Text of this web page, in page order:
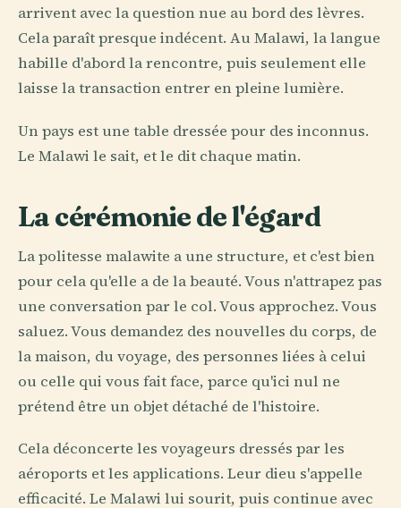
arrivent avec la question nue au bord des lèvres.
Cela paraît presque indécent. Au Malawi, la langue
habille d'abord la rencontre, puis seulement elle
laisse la transaction entrer en pleine lumière.
Un pays est une table dressée pour des inconnus.
Le Malawi le sait, et le dit chaque matin.
La cérémonie de l'égard
La politesse malawite a une structure, et c'est bien
pour cela qu'elle a de la beauté. Vous n'attrapez pas
une conversation par le col. Vous approchez. Vous
saluez. Vous demandez des nouvelles du corps, de
la maison, du voyage, des personnes liées à celui
ou celle qui vous fait face, parce qu'ici nul ne
prétend être un objet détaché de l'histoire.
Cela déconcerte les voyageurs dressés par les
aéroports et les applications. Leur dieu s'appelle
efficacité. Le Malawi lui sourit, puis continue avec